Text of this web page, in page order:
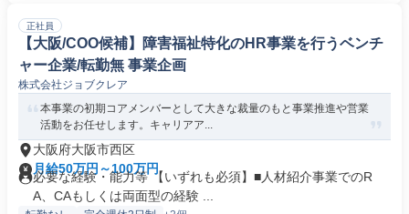
正社員
【大阪/COO候補】障害福祉特化のHR事業を行うベンチ
ャー企業/転勤無 事業企画
株式会社ジョブクレア
本事業の初期コアメンバーとして大きな裁量のもと事業推進や営業
活動をお任せします。キャリアア...
大阪府大阪市西区
月給50万円～100万円
必要な経験・能力等 【いずれも必須】■人材紹介事業でのR
A、CAもしくは両面型の経験 ...